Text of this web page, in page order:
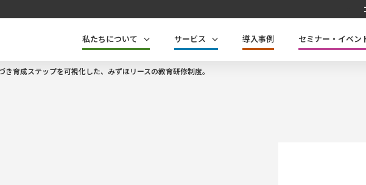
私たちについて サービス 導入事例 セミナー・イベン
き育成ステップを可視化した、みずほリースの教育研修制度。